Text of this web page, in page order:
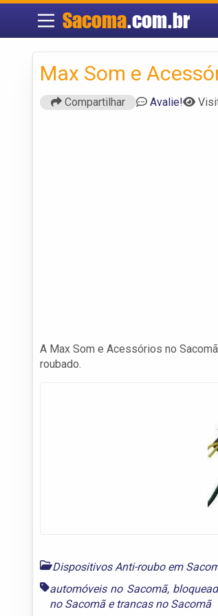
Sacoma.com.br
Max Som e
Compartilhar Avalie!
A Max Som e Acessórios no
roubado.
Dispositivos Anti-roubo em
automóveis no Sacomã,
no Sacomãe trancas no Sacomã